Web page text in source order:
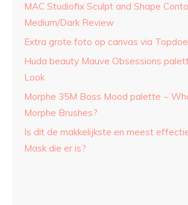
MAC Studiofix Sculpt and Shape
Medium/Dark Review
Extra grote foto op canvas via
Huda beauty Mauve Obsessions
Look
Morphe 35M Boss Mood palette ~
Morphe Brushes?
Is dit de makkelijkste en meest
Mask die er is?